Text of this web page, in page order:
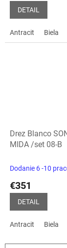
DETAIL
Antracit Biela
Drez Blanco
MIDA /set 08-B
Dodanie 6 -10
€351
DETAIL
Antracit Biela